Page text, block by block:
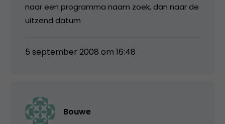
naar een programma naam zoek, dan naar de
uitzend datum
5 september 2008 om 16:48
Bouwe